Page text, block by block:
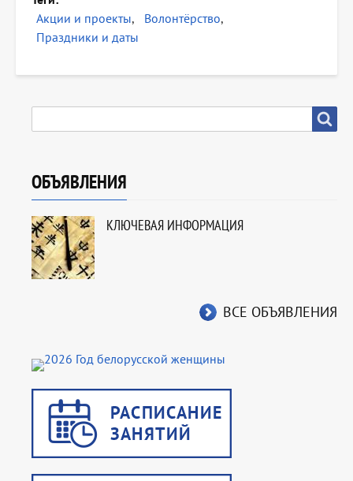
Акции и проекты
Волонтёрство
Праздники и даты
ОБЪЯВЛЕНИЯ
КЛЮЧЕВАЯ ИНФОРМАЦИЯ
ВСЕ ОБЪЯВЛЕНИЯ